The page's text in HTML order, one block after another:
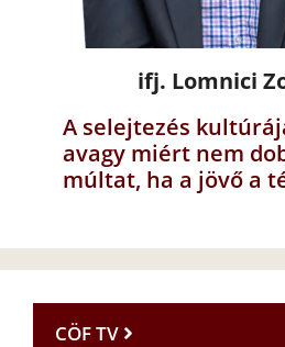
ifj. Lomnici
A selejtezés
avagy miért nem
múltat, ha a jövő a
CÖF TV